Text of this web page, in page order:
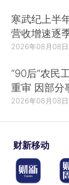
稍后，我会
究，以帮助
发挥重要作
安排相关。
同：人们对
善，因为市
产生灾难性
济和退休后
寒武纪上半
营收增速逐
2026年08月08日
“90后”农民
重审 因部分
2026年08月08日
财新移动